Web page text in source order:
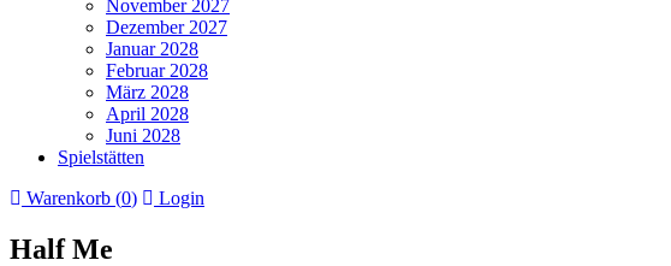
November 2027
Dezember 2027
Januar 2028
Februar 2028
März 2028
April 2028
Juni 2028
Spielstätten
Warenkorb (0) Login
Half Me